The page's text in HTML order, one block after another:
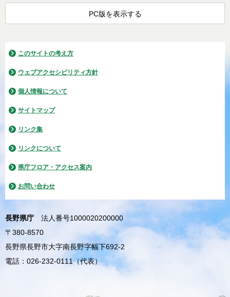
PC版を表示する
このサイトの考え方
ウェブアクセシビリティ方針
個人情報について
サイトマップ
リンク集
リンクについて
県庁フロア・アクセス案内
お問い合わせ
長野県庁
法人番号1000020200000
〒380-8570
長野県長野市大字南長野字幅下692-2
電話：026-232-0111（代表）